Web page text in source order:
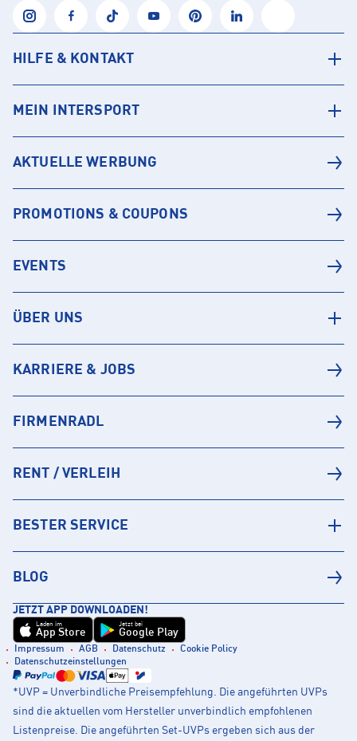
HILFE & KONTAKT
MEIN INTERSPORT
AKTUELLE WERBUNG
PROMOTIONS & COUPONS
EVENTS
ÜBER UNS
KARRIERE & JOBS
FIRMENRADL
RENT / VERLEIH
BESTER SERVICE
BLOG
JETZT APP DOWNLOADEN!
Laden im
App Store
Jetzt bei
Google Play
Impressum AGB Datenschutz
Cookie Policy
Datenschutzeinstellungen
*UVP = Unverbindliche Preisempfehlung. Die angeführten UVPs
sind die aktuellen vom Hersteller unverbindlich empfohlenen
Listenpreise. Die angeführten Set-UVPs ergeben sich aus der